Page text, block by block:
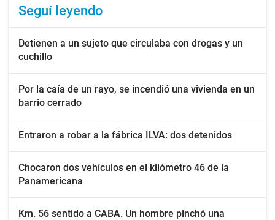
Seguí leyendo
Detienen a un sujeto que circulaba con drogas y un
cuchillo
Por la caía de un rayo, se incendió una vivienda en un
barrio cerrado
Entraron a robar a la fábrica ILVA: dos detenidos
Chocaron dos vehículos en el kilómetro 46 de la
Panamericana
Km. 56 sentido a CABA. Un hombre pinchó una